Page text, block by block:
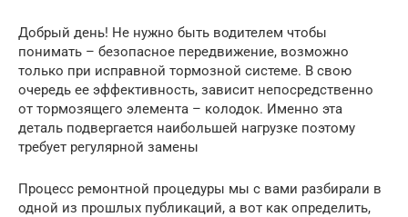
Добрый день! Не нужно быть водителем чтобы
понимать – безопасное передвижение, возможно
только при исправной тормозной системе. В свою
очередь ее эффективность, зависит непосредственно
от тормозящего элемента – колодок. Именно эта
деталь подвергается наибольшей нагрузке поэтому
требует регулярной замены
Процесс ремонтной процедуры мы с вами разбирали в
одной из прошлых публикаций, а вот как определить,